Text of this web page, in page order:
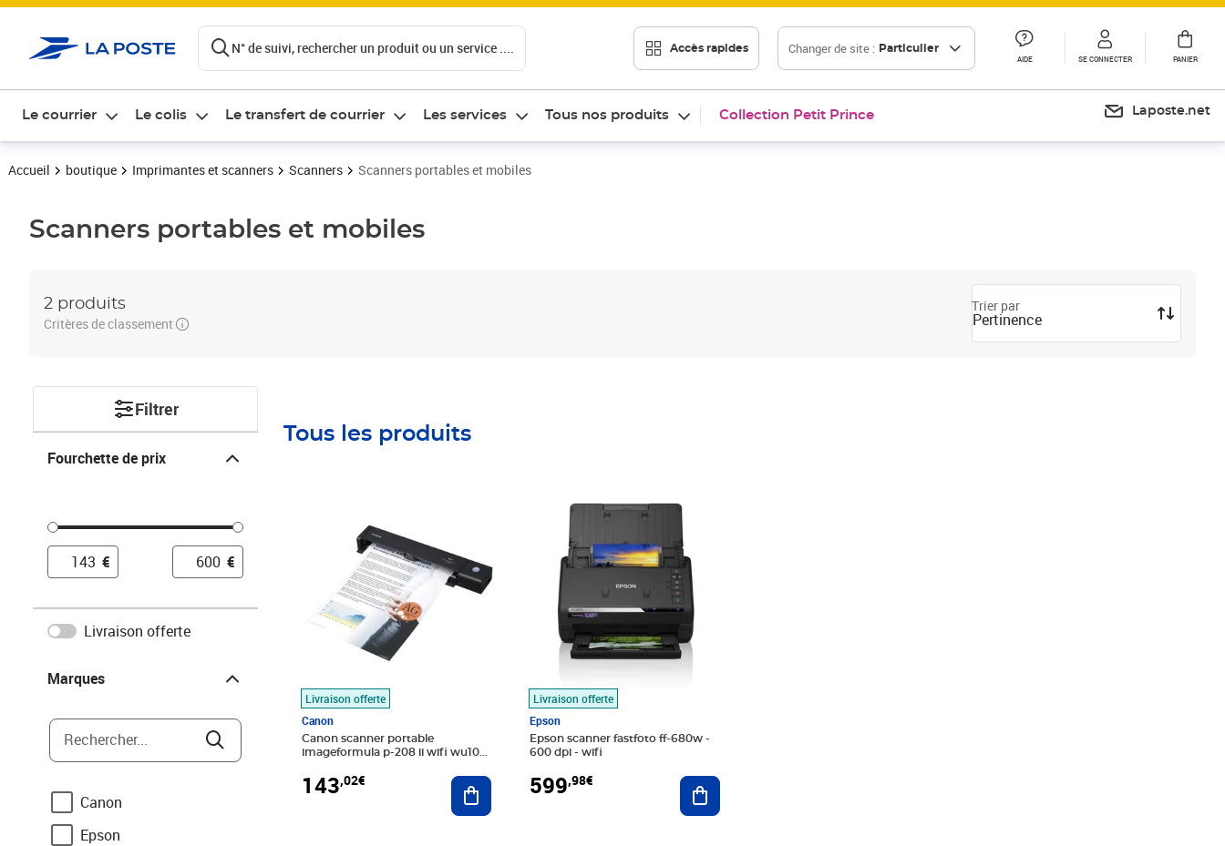
N° de suivi, rechercher un produit ou un service .... Accès rapides Changer de site : Particulier
AIDE SE CONNECTER PANIER
Le courrier Le colis Le transfert de courrier Les services Tous nos produits Collection Petit Prince Laposte.net
Accueil boutique Imprimantes et scanners Scanners Scanners portables et mobiles
Scanners portables et mobiles
2 produits
Critères de classement
Trier par
Pertinence
Filtrer
Fourchette de prix
€ €
Livraison offerte
Marques
Rechercher...
Canon
Epson
Tous les produits
Livraison offerte
Canon
Canon scanner portable
imageformula p-208 ii wifi wu10
143,02€ Ajouter au panier
Livraison offerte
Epson
Epson scanner fastfoto ff-680w -
600 dpi - wifi
599,98€
Prix 599,98€
Ajouter au panier